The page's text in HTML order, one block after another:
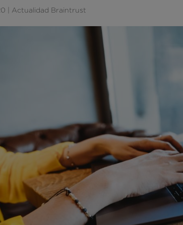
Actualidad Braintrust